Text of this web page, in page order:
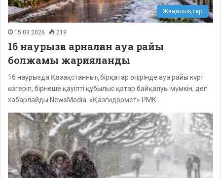
Жаңалықтар
15.03.2026 219
16 наурызға арналған ауа райы
болжамы жарияланды
16 наурызда Қазақстанның бірқатар өңірінде ауа райы күрт
өзгеріп, бірнеше қауіпті құбылыс қатар байқалуы мүмкін, деп
хабарлайды NewsMedia. «Қазгидромет» РМК…